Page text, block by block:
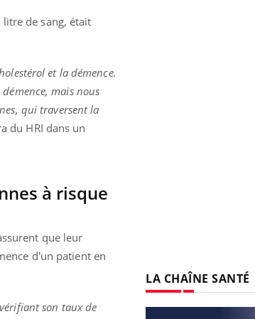
de sang, était
et la démence.
mais nous
qui traversent la
du HRI dans un
à risque
que leur
d'un patient en
son taux de
LA CHAÎNE SANTÉ